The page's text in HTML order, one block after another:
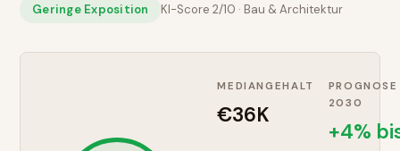
Geringe Exposition KI-Score2/10 · Bau & Architektur
MEDIANGEHALT
€36K
PROGNOSE
2030
+4%